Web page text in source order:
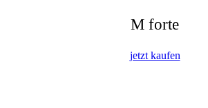
M forte
jetzt kaufen